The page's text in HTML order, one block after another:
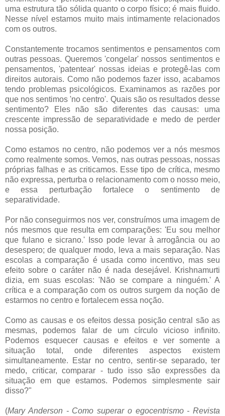
uma estrutura tão sólida quanto o corpo físico; é mais fluido.
Nesse nível estamos muito mais intimamente relacionados
com os outros.
Constantemente trocamos sentimentos e pensamentos com
outras pessoas. Queremos 'congelar' nossos sentimentos e
pensamentos, 'patentear' nossas ideias e protegê-las com
direitos autorais. Como não podemos fazer isso, acabamos
tendo problemas psicológicos. Examinamos as razões por
que nos sentimos 'no centro'. Quais são os resultados desse
sentimento? Eles não são diferentes das causas: uma
crescente impressão de separatividade e medo de perder
nossa posição.
Como estamos no centro, não podemos ver a nós mesmos
como realmente somos. Vemos, nas outras pessoas, nossas
próprias falhas e as criticamos. Esse tipo de crítica, mesmo
não expressa, perturba o relacionamento com o nosso meio,
e essa perturbação fortalece o sentimento de
separatividade.
Por não conseguirmos nos ver, construímos uma imagem de
nós mesmos que resulta em comparações: 'Eu sou melhor
que fulano e sicrano.' Isso pode levar à arrogância ou ao
desespero; de qualquer modo, leva a mais separação. Nas
escolas a comparação é usada como incentivo, mas seu
efeito sobre o caráter não é nada desejável. Krishnamurti
dizia, em suas escolas: 'Não se compare a ninguém.' A
crítica e a comparação com os outros surgem da noção de
estarmos no centro e fortalecem essa noção.
Como as causas e os efeitos dessa posição central são as
mesmas, podemos falar de um círculo vicioso infinito.
Podemos esquecer causas e efeitos e ver somente a
situação total, onde diferentes aspectos existem
simultaneamente. Estar no centro, sentir-se separado, ter
medo, criticar, comparar - tudo isso são expressões da
situação em que estamos. Podemos simplesmente sair
disso?"
(Mary Anderson - Como superar o egocentrismo - Revista